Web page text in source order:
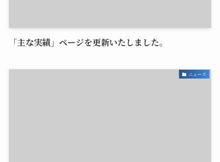
「主な実績」ページを更新いたしました。
ニュース